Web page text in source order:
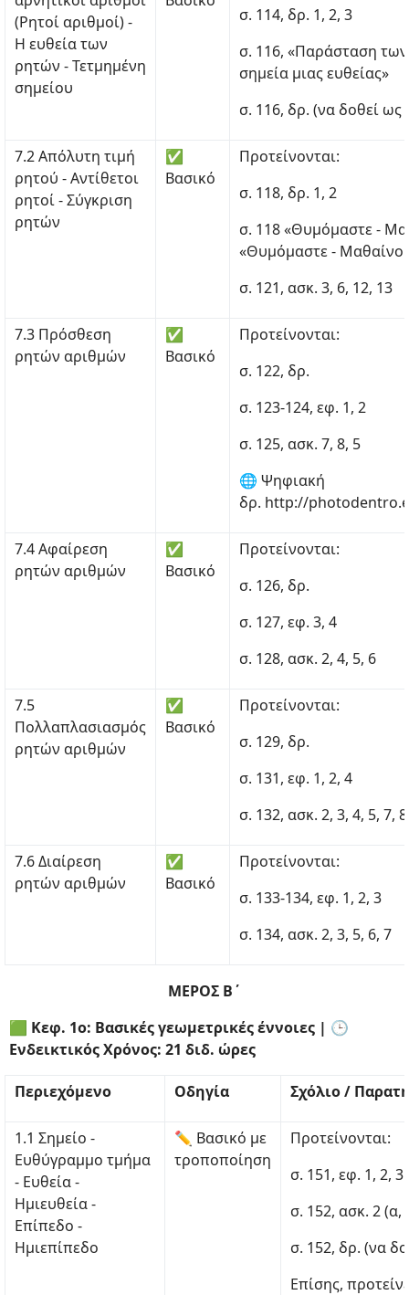
(Ρητοί αριθμοί) -
Η ευθεία των
ρητών - Τετμημένη
σημείου
σ. 114, δρ. 1, 2, 3
σ. 116, «Παράσταση
σημεία μιας ευθείας»
σ. 116, δρ. (να δοθεί ως
7.2 Απόλυτη τιμή
ρητού - Αντίθετοι
ρητοί - Σύγκριση
ρητών
✅
Βασικό
Προτείνονται:
σ. 118, δρ. 1, 2
σ. 118 «Θυμόμαστε -
«Θυμόμαστε -
σ. 121, ασκ. 3, 6, 12, 13
7.3 Πρόσθεση
ρητών αριθμών
✅
Βασικό
Προτείνονται:
σ. 122, δρ.
σ. 123-124, εφ. 1, 2
σ. 125, ασκ. 7, 8, 5
🌐 Ψηφιακή
δρ. http://
7.4 Αφαίρεση
ρητών αριθμών
✅
Βασικό
Προτείνονται:
σ. 126, δρ.
σ. 127, εφ. 3, 4
σ. 128, ασκ. 2, 4, 5, 6
7.5
Πολλαπλασιασμός
ρητών αριθμών
✅
Βασικό
Προτείνονται:
σ. 129, δρ.
σ. 131, εφ. 1, 2, 4
σ. 132, ασκ. 2, 3, 4, 5, 7, 8
7.6 Διαίρεση
ρητών αριθμών
✅
Βασικό
Προτείνονται:
σ. 133-134, εφ. 1, 2, 3
σ. 134, ασκ. 2, 3, 5, 6, 7
ΜΕΡΟΣ Β΄
🟩 Κεφ. 1ο: Βασικές γεωμετρικές έννοιες | 🕒
Ενδεικτικός Χρόνος: 21 διδ. ώρες
Περιεχόμενο Οδηγία Σχόλιο /
1.1 Σημείο -
Ευθύγραμμο τμήμα
- Ευθεία -
Ημιευθεία -
Επίπεδο -
Ημιεπίπεδο
✏ Βασικό με
τροποποίηση
Προτείνονται:
σ. 151, εφ. 1, 2, 3
σ. 152, ασκ. 2 (α,
σ. 152, δρ. (να
Επίσης,